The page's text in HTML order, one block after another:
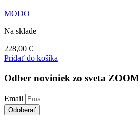
MODO
Na sklade
228,00 €
Pridať do košíka
Odber noviniek zo sveta ZOOM
Email
Odoberať